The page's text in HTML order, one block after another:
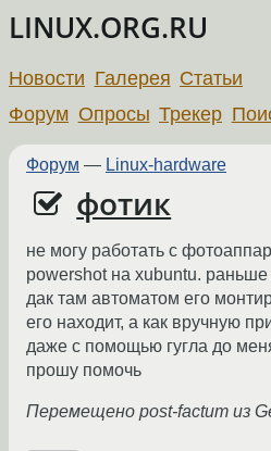
LINUX.ORG.RU
Новости Галерея Статьи
Форум Опросы Трекер
Форум — Linux-hardware
фотик
не могу работать с
powershot на xubuntu. раньше
дак там автоматом его
его находит, а как вручную
даже с помощью гугла до
прошу помочь
Перемещено post-factum из